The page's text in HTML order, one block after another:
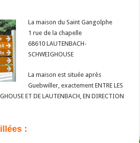
La maison du Saint Gangolphe
1 rue de la chapelle
68610 LAUTENBACH-
SCHWEIGHOUSE
La maison est située après
Guebwiller, exactement ENTRE LES
ET DE LAUTENBACH, EN DIRECTION
: